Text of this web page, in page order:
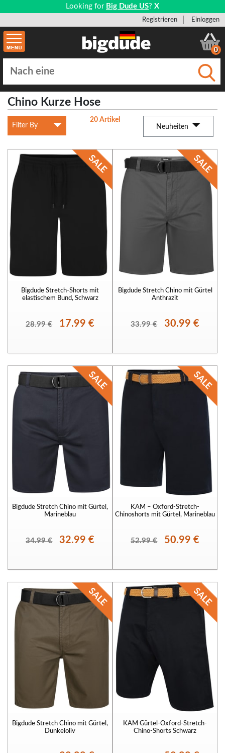
Looking for Big Dude US? X
Registrieren Einloggen
0
Chino Kurze Hose
Filter By
20 Artikel
Neuheiten
Bigdude Stretch-Shorts mit
elastischem Bund, Schwarz
28.99 € 17.99 €
Bigdude Stretch Chino mit Gürtel
Anthrazit
33.99 € 30.99 €
Bigdude Stretch Chino mit Gürtel,
Marineblau
34.99 € 32.99 €
KAM – Oxford-Stretch-
Chinoshorts mit Gürtel, Marineblau
52.99 € 50.99 €
Bigdude Stretch Chino mit Gürtel,
Dunkeloliv
KAM Gürtel-Oxford-Stretch-
Chino-Shorts Schwarz